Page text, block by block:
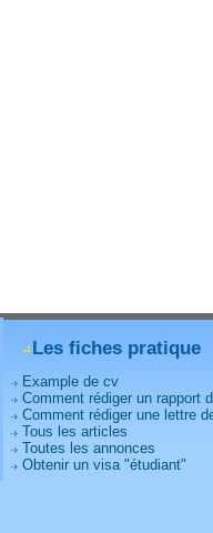
Les fiches pratique
Example de cv
Comment rédiger un rapport
Comment rédiger une lettre
Tous les articles
Toutes les annonces
Obtenir un visa "étudiant"